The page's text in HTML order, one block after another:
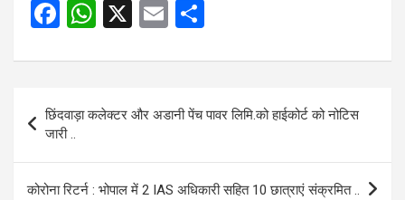
F
ce
o
o
k
W
at
s
A
p
p
X
E
ail ar
navigation
छिंदवाड़ा कलेक्टर और अडानी पेंच पावर लिमि.को हाईकोर्ट को नोटिस
जारी ..
कोरोना रिटर्न : भोपाल में 2 IAS अधिकारी सहित 10 छात्राएं संक्रमित ..